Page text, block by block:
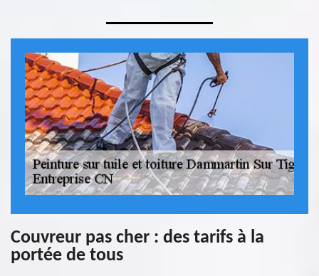
Couvreur pas cher : des tarifs à la
portée de tous